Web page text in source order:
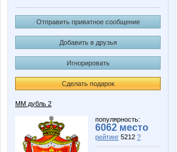
Отправить приватное сообщение
Добавить в друзья
Игнорировать
Сделать подарок
ММ дубль 2
популярность:
6062 место
рейтинг 5212 ?